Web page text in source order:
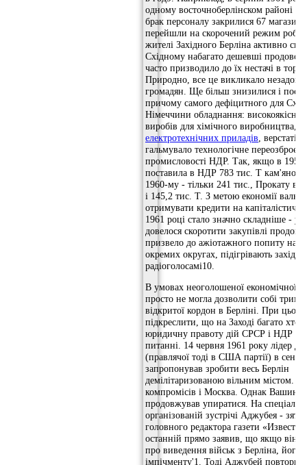
одному восточноберлінском районі
брак персоналу закрилися 67
перейшли на скорочений режим
жителі Західного Берліна активно
Східному набагато дешевші
часто призводило до їх нестачі в
Природно, все це викликало
громадян. Ще більш знизилися і
причому самого дефіцитного для
Німеччини обладнання: високоякісної
виробів для хімічного виробництва,
електротехнічних приладів ,
гальмувало технологічне
промисловості НДР. Так, якщо в
поставила в НДР 783 тис. Т кам'яного
1960-му - тільки 241 тис., Прокату
і 145,2 тис. Т. З метою економії
отримувати кредити на
1961 році стало значно складніше -
довелося скоротити закупівлі
призвело до ажіотажного попиту на
окремих округах, підігрівають
радіоголосамі10.
В умовах неоголошеної економічної
просто не могла дозволити собі
відкритої кордон в Берліні. При
підкреслити, що на Заході багато хто
юридичну правоту дій СРСР і НДР в
питанні. 14 червня 1961 року лідер
(правлячої тоді в США партії) в
запропонував зробити весь Берлін
демілітаризованою вільним містом.
компромісів і Москва. Однак
продовжував упиратися. На
організованій зустрічі Аджубея -
головного редактора газети
останній прямо заявив, що якщо він
про виведення військ з Берліна, його
імпічменту'1. Тоді Аджубей